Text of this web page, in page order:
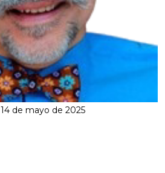
14 de mayo de 2025